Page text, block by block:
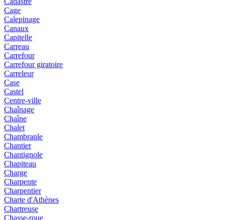
Cage
Calepinage
Canaux
Capitelle
Carreau
Carrefour
Carrefour giratoire
Carreleur
Case
Castel
Centre-ville
Chaînage
Chaîne
Chalet
Chambranle
Chantier
Chantignole
Chapiteau
Charge
Charpente
Charpentier
Charte d'Athènes
Chartreuse
Chasse-roue